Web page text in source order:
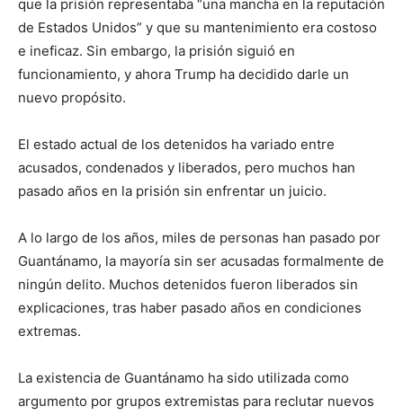
que la prisión representaba “una mancha en la reputación
de Estados Unidos” y que su mantenimiento era costoso
e ineficaz. Sin embargo, la prisión siguió en
funcionamiento, y ahora Trump ha decidido darle un
nuevo propósito.
El estado actual de los detenidos ha variado entre
acusados, condenados y liberados, pero muchos han
pasado años en la prisión sin enfrentar un juicio.
A lo largo de los años, miles de personas han pasado por
Guantánamo, la mayoría sin ser acusadas formalmente de
ningún delito. Muchos detenidos fueron liberados sin
explicaciones, tras haber pasado años en condiciones
extremas.
La existencia de Guantánamo ha sido utilizada como
argumento por grupos extremistas para reclutar nuevos